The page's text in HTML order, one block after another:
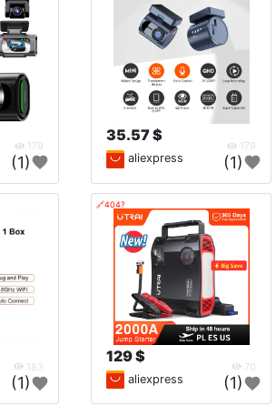
179
(1)
35.57 $
179
aliexpress (1)
183
(1)
🔗404?
129 $
70
aliexpress (1)